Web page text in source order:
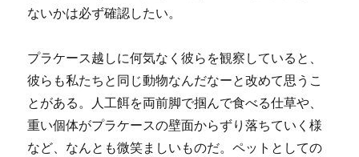
ないかは必ず確認したい。
プラケース越しに何気なく彼らを観察していると、
彼らも私たちと同じ動物なんだなーと改めて思うこ
とがある。人工餌を両前脚で掴んで食べる仕草や、
重い個体がプラケースの壁面からずり落ちていく様
など、なんとも微笑ましいものだ。ペットとしての